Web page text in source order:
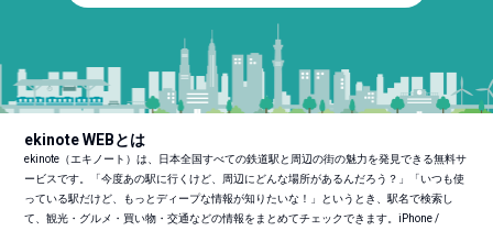
ekinote WEBとは
ekinote（エキノート）は、日本全国すべての鉄道駅と周辺の街の魅力を発見できる無料サ
ービスです。「今度あの駅に行くけど、周辺にどんな場所があるんだろう？」「いつも使
っている駅だけど、もっとディープな情報が知りたいな！」というとき、駅名で検索し
て、観光・グルメ・買い物・交通などの情報をまとめてチェックできます。iPhone /